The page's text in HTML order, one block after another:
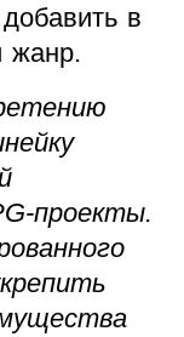
в
жанр.
проекты.